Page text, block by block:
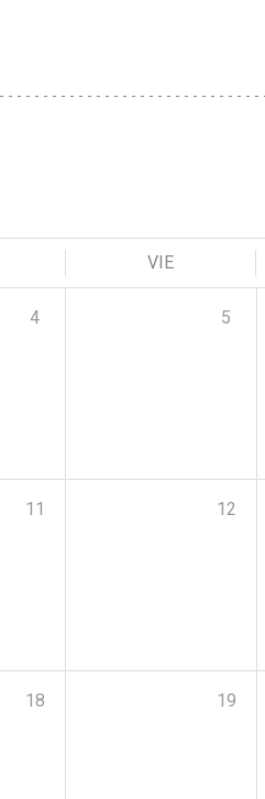
VIE
4 5
11 12
18 19